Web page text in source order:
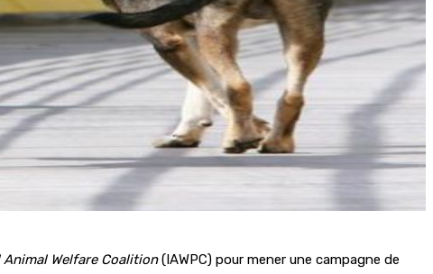
Welfare Coalition(IAWPC) pour mener une campagne de